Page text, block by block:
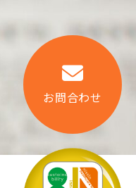
お問合わせ